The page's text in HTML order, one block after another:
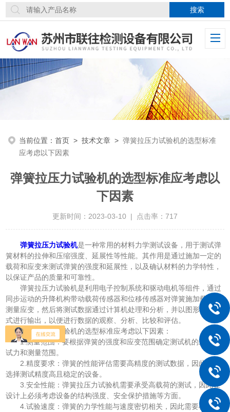
当前位置：首页 >技术文章 >弹簧拉压力试验机的选型标准
应考虑以下因素
弹簧拉压力试验机的选型标准应考虑以
下因素
更新时间：2023-03-10 | 点击率：717
弹簧拉压力试验机是一种常用的材料力学测试设备，用于测试弹
簧材料的拉伸和压缩强度、延展性等性能。其作用是通过施加一定的
载荷和应变来测试弹簧的强度和延展性，以及确认材料的力学特性，
以保证产品的质量和可靠性。
弹簧拉压力试验机是利用电子控制系统和驱动电机等组件，通过
同步运动的升降机构带动载荷传感器和位移传感器对弹簧施加载荷和
测量应变，然后将测试数据通过计算机处理和分析，并以图形化的方
式进行输出，以便进行数据的观察、分析、比较和评估。
弹簧拉压力试验机的选型标准应考虑以下因素：
1.测量范围：要根据弹簧的强度和应变范围确定测试机的最大测
试力和测量范围。
2.精度要求：弹簧的性能评估需要高精度的测试数据，因此需要
选择测试精度高且稳定的设备。
3.安全性能：弹簧拉压力试验机需要承受高载荷的测试，因此在
设计上必须考虑设备的结构强度、安全保护措施等方面。
4.试验速度：弹簧的力学性能与速度密切相关，因此需要根据所